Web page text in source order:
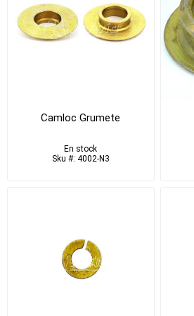
Camloc Grumete
En stock
Sku #: 4002-N3